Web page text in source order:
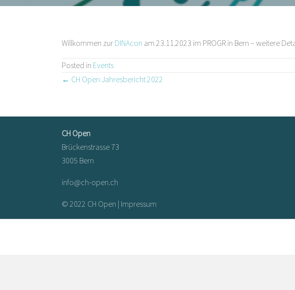
Willkommen zur DINAcon am 23.11.2023 im PROGR in Bern – weitere
Posted in Events
Posts
← CH Open Jahresbericht 2022
CH Open
Brückenstrasse 73
3005 Bern
info@ch-open.ch
© 2022 CH Open | Impressum